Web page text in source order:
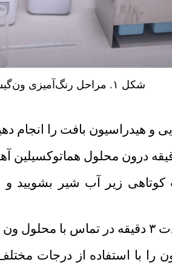
شکل ۱. مراحل رنگ‌آمیزی ون‌گیسون
کوتاهی زیر آب شیر
را با استفاده از درجات